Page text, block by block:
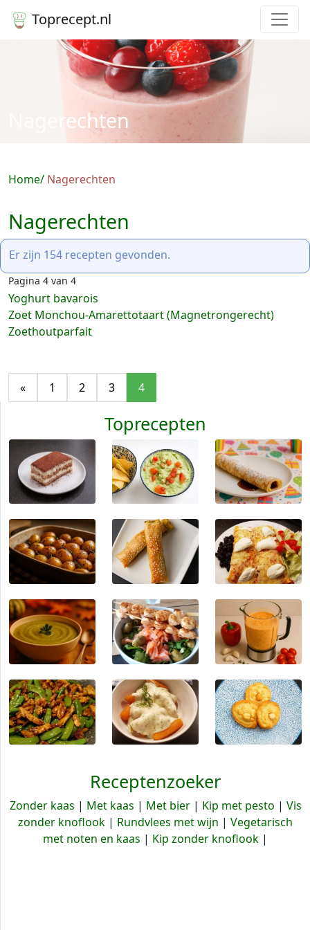
Toprecept.nl
Nagerechten
Home Nagerechten
Nagerechten
Er zijn 154 recepten gevonden.
Pagina 4 van 4
Yoghurt bavarois
Zoet Monchou-Amarettotaart (Magnetrongerecht)
Zoethoutparfait
« 1 2 3 4
Toprecepten
Receptenzoeker
Zonder kaas | Met kaas | Met bier | Kip met pesto | Vis
zonder knoflook | Rundvlees met wijn | Vegetarisch
met noten en kaas | Kip zonder knoflook |